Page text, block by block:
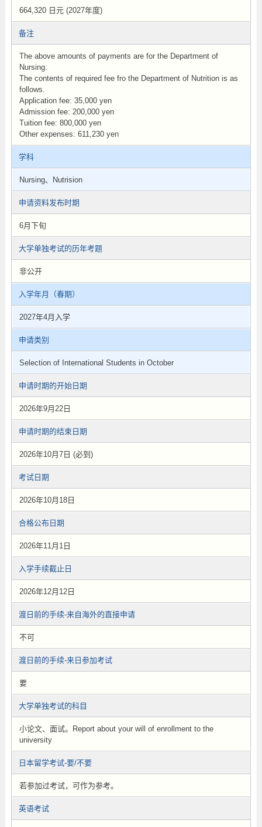
664,320 日元 (2027年度)
备注
The above amounts of payments are for the Department of
Nursing.
The contents of required fee fro the Department of Nutrition is as
follows.
Application fee: 35,000 yen
Admission fee: 200,000 yen
Tuition fee: 800,000 yen
Other expenses: 611,230 yen
学科
Nursing、Nutrision
申请资料发布时期
6月下旬
大学单独考试的历年考题
非公开
入学年月（春期）
2027年4月入学
申请类别
Selection of International Students in October
申请时期的开始日期
2026年9月22日
申请时期的结束日期
2026年10月7日 (必到)
考试日期
2026年10月18日
合格公布日期
2026年11月1日
入学手续截止日
2026年12月12日
渡日前的手续-来自海外的直接申请
不可
渡日前的手续-来日参加考试
要
大学单独考试的科目
小论文、面试。Report about your will of enrollment to the
university
日本留学考试-要/不要
若参加过考试，可作为参考。
英语考试